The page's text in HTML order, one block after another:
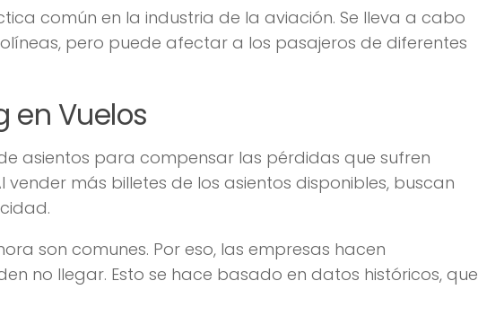
común en la industria de la aviación. Se lleva a cabo
pero puede afectar a los pasajeros de diferentes
en Vuelos
asientos para compensar las pérdidas que sufren
más billetes de los asientos disponibles, buscan
son comunes. Por eso, las empresas hacen
no llegar. Esto se hace basado en datos históricos, que